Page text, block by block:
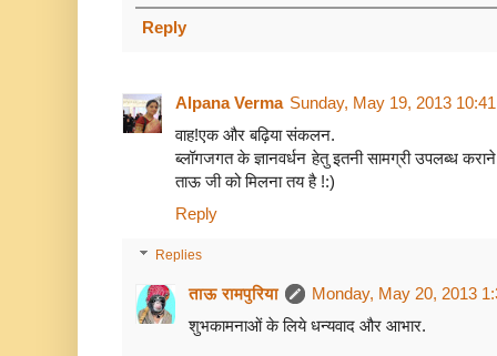
Reply
Alpana Verma Sunday, May 19, 2013
वाह!एक और बढ़िया संकलन.
ब्लॉगजगत के ज्ञानवर्धन हेतु इतनी सामग्री उपलब्ध
ताऊ जी को मिलना तय है !:)
Reply
Replies
ताऊ रामपुरिया
Monday, May 20, 2013
शुभकामनाओं के लिये धन्यवाद और आभार.